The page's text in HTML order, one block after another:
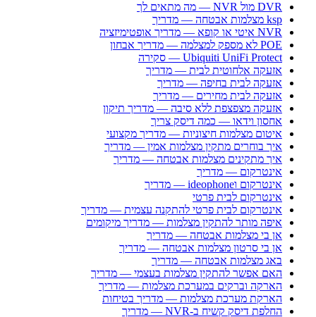
DVR מול NVR — מה מתאים לך
ksp מצלמות אבטחה — מדריך
NVR איטי או קופא — מדריך אופטימיזציה
POE לא מספק למצלמה — מדריך אבחון
Ubiquiti UniFi Protect — סקירה
אזעקה אלחוטית לבית — מדריך
אזעקה לבית בחיפה — מדריך
אזעקה לבית מחירים — מדריך
אזעקה מצפצפת ללא סיבה — מדריך תיקון
אחסון וידאו — כמה דיסק צריך
איטום מצלמות חיצוניות — מדריך מקצועי
איך בוחרים מתקין מצלמות אמין — מדריך
איך מתקינים מצלמות אבטחה — מדריך
אינטרקום — מדריך
אינטרקום וideophone — מדריך
אינטרקום לבית פרטי
אינטרקום לבית פרטי להתקנה עצמית — מדריך
איפה מותר להתקין מצלמות — מדריך מיקומים
אן בי מצלמות אבטחה — מדריך
אן בי סרטון מצלמות אבטחה — מדריך
באג מצלמות אבטחה — מדריך
האם אפשר להתקין מצלמות בעצמי — מדריך
הארקה וברקים במערכת מצלמות — מדריך
הארקת מערכת מצלמות — מדריך בטיחות
החלפת דיסק קשיח ב-NVR — מדריך